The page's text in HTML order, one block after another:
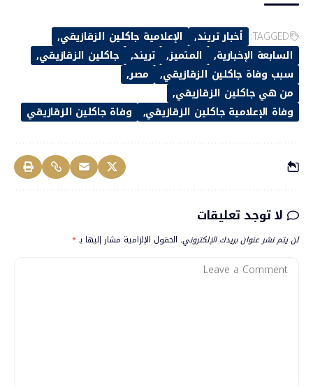
TAGGED: أخبار تريند
الإعلامية جاكلين الزقازيقي
السابعة الإخبارية
المتميز تريند
جاكلين الزقازيقي
سبب وفاة جاكلين الزقازيقي
مصر
من هي جاكلين الزقازيقي
وفاة الإعلامية جاكلين الزقازيقي
وفاة جاكلين الزقازيقي
لا توجد تعليقات
لن يتم نشر عنوان بريدك الإلكتروني. الحقول الإلزامية مشار إليها بـ*